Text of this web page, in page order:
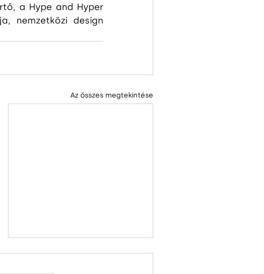
a Hype and Hyper
nemzetközi design
Az összes megtekintése